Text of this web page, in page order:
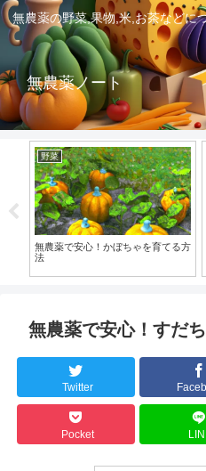
無農薬の野菜,果物,米,お茶などに
無農薬ノート
野菜
無農薬で安心！かぼちゃを育てる方
法
無農薬で安心！すだ
Twitter
Pocket